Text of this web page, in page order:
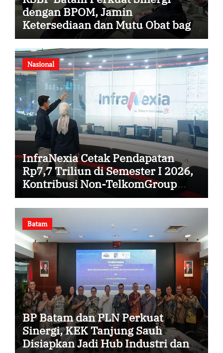
dengan BPOM, Jamin
Ketersediaan dan Mutu Obat bagi
Pasien
Nasional
InfraNexia Cetak Pendapatan
Rp7,7 Triliun di Semester I 2026,
Kontribusi Non-TelkomGroup
Melonjak 31%
Batam
BP Batam dan PLN Perkuat
Sinergi, KEK Tanjung Sauh
Disiapkan Jadi Hub Industri dan